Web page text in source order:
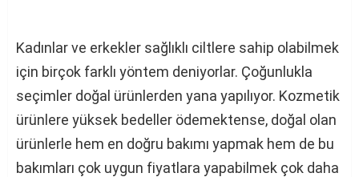
Kadınlar ve erkekler sağlıklı ciltlere sahip olabilmek
için birçok farklı yöntem deniyorlar. Çoğunlukla
seçimler doğal ürünlerden yana yapılıyor. Kozmetik
ürünlere yüksek bedeller ödemektense, doğal olan
ürünlerle hem en doğru bakımı yapmak hem de bu
bakımları çok uygun fiyatlara yapabilmek çok daha